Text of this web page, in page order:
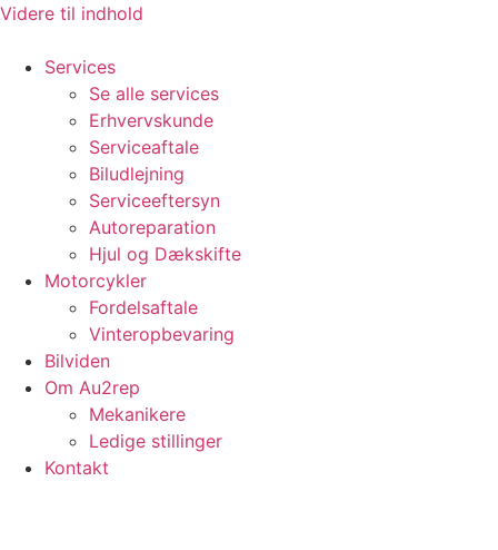
Videre til indhold
Services
Se alle services
Erhvervskunde
Serviceaftale
Biludlejning
Serviceeftersyn
Autoreparation
Hjul og Dækskifte
Motorcykler
Fordelsaftale
Vinteropbevaring
Bilviden
Om Au2rep
Mekanikere
Ledige stillinger
Kontakt